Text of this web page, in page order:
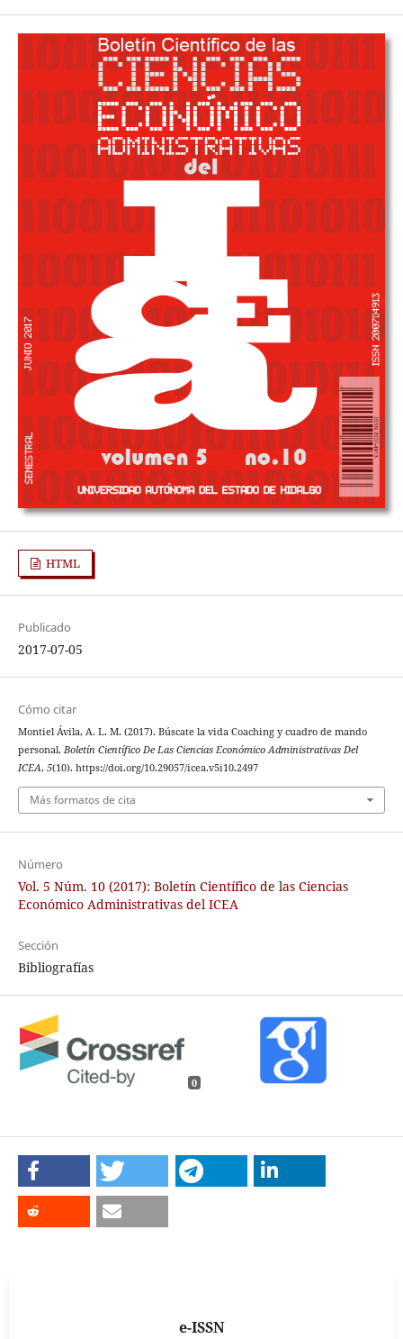
HTML
Publicado
2017-07-05
Cómo citar
Montiel Ávila, A. L. M. (2017). Búscate la vida Coaching y cuadro de mando
personal. Boletín Científico De Las Ciencias Económico Administrativas Del
ICEA, 5(10). https://doi.org/10.29057/icea.v5i10.2497
Más formatos de cita
Número
Vol. 5 Núm. 10 (2017): Boletín Científico de las Ciencias
Económico Administrativas del ICEA
Sección
Bibliografías
0
e-ISSN